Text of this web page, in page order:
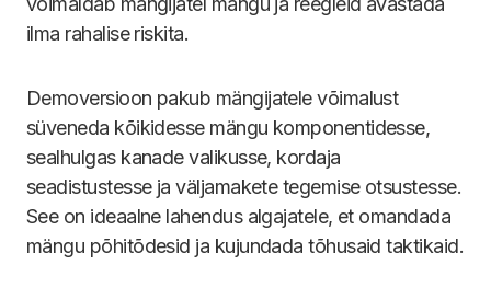
ilma rahalise riskita.
Demoversioon pakub mängijatele võimalust
süveneda kõikidesse mängu komponentidesse,
sealhulgas kanade valikusse, kordaja
seadistustesse ja väljamakete tegemise otsustesse.
See on ideaalne lahendus algajatele, et omandada
mängu põhitõdesid ja kujundada tõhusaid taktikaid.